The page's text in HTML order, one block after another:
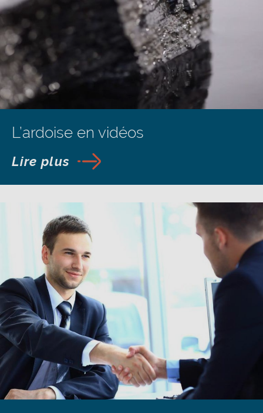
L’ardoise en vidéos
Lire plus